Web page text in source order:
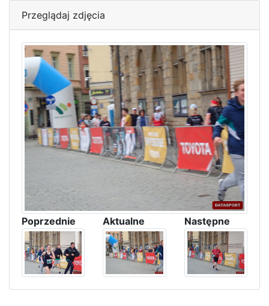
Przeglądaj zdjęcia
Poprzednie Aktualne Następne